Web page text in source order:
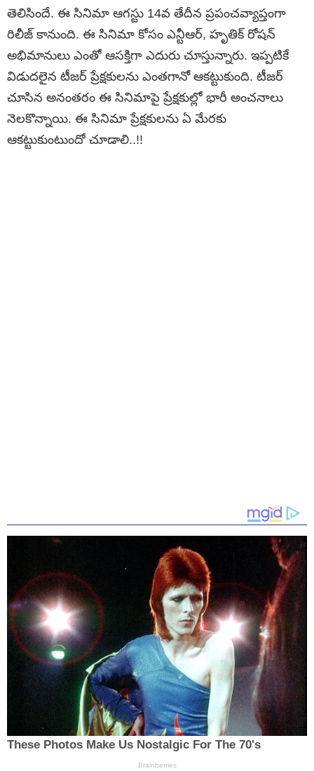
తెలిసిందే. ఈ సినిమా ఆగస్టు 14వ తేదీన ప్రపంచవ్యాప్తంగా
రిలీజ్ కానుంది. ఈ సినిమా కోసం ఎన్టీఆర్, హృతిక్ రోషన్
అభిమానులు ఎంతో ఆసక్తిగా ఎదురు చూస్తున్నారు. ఇప్పటికే
విడుదలైన టీజర్ ప్రేక్షకులను ఎంతగానో ఆకట్టుకుంది. టీజర్
చూసిన అనంతరం ఈ సినిమాపై ప్రేక్షకుల్లో భారీ అంచనాలు
నెలకొన్నాయి. ఈ సినిమా ప్రేక్షకులను ఏ మేరకు
ఆకట్టుకుంటుందో చూడాలి..!!